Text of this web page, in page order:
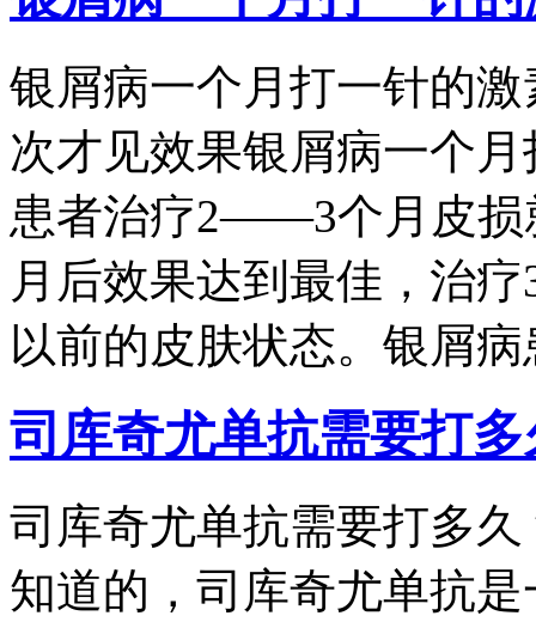
银屑病一个月打一针的
次才见效果银屑病一个
患者治疗2——3个月皮损
月后效果达到最佳，治
以前的皮肤状态。银屑
司库奇尤单抗需要打多
司库奇尤单抗需要打多
知道的，司库奇尤单抗